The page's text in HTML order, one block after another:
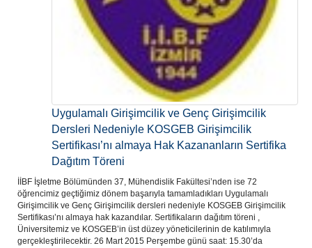
Uygulamalı Girişimcilik ve Genç Girişimcilik
Dersleri Nedeniyle KOSGEB Girişimcilik
Sertifikası’nı almaya Hak Kazananların Sertifika
Dağıtım Töreni
İİBF İşletme Bölümünden 37, Mühendislik Fakültesi’nden ise 72
öğrencimiz geçtiğimiz dönem başarıyla tamamladıkları Uygulamalı
Girişimcilik ve Genç Girişimcilik dersleri nedeniyle KOSGEB Girişimcilik
Sertifikası’nı almaya hak kazandılar. Sertifikaların dağıtım töreni ,
Üniversitemiz ve KOSGEB’in üst düzey yöneticilerinin de katılımıyla
gerçekleştirilecektir. 26 Mart 2015 Perşembe günü saat: 15.30’da